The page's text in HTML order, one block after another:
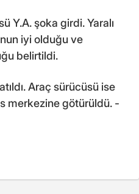
Y.A. şoka girdi. Yaralı
iyi olduğu ve
belirtildi.
Araç sürücüsü ise
merkezine götürüldü. -